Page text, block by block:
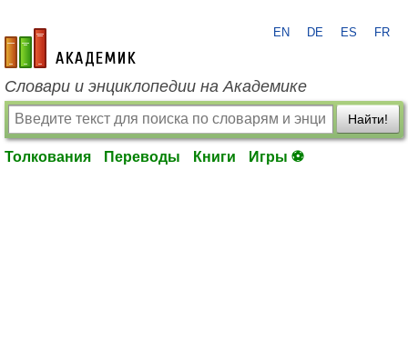
academic.ru
EN DE ES FR
Словари и энциклопедии на Академике
Найти!
Толкования Переводы Книги Игры ⚽